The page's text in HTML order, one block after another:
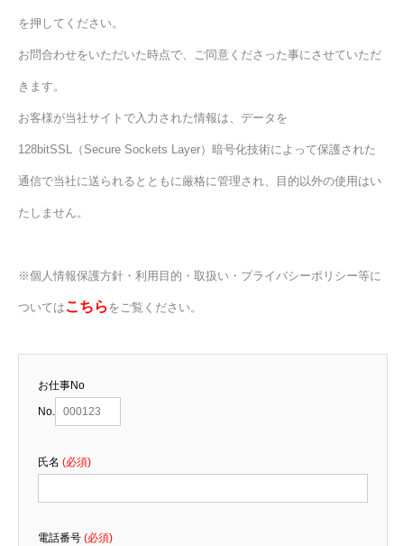
を押してください。
お問合わせをいただいた時点で、ご同意くださった事にさせていただ
きます。
お客様が当社サイトで入力された情報は、データを
128bitSSL（Secure Sockets Layer）暗号化技術によって保護された
通信で当社に送られるとともに厳格に管理され、目的以外の使用はい
たしません。
※個人情報保護方針・利用目的・取扱い・プライバシーポリシー等に
ついてはこちら をご覧ください。
お仕事No
No.
氏名 (必須)
電話番号 (必須)